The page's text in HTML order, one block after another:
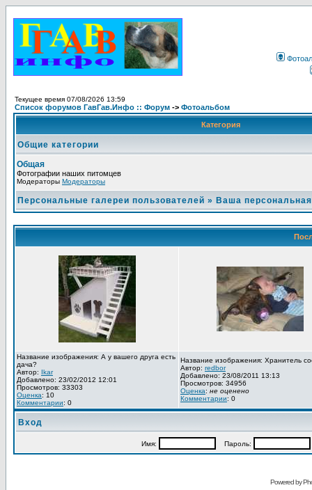
Текущее время 07/08/2026 13:59
Список форумов ГавГав.Инфо :: Форум -> Фотоальбом
Категория
Общие категории
Общая
Фотографии наших питомцев
Модераторы Модераторы
Персональные галереи пользователей » Ваша
Название изображения: А у вашего друга есть
дача?
Автор: Ikar
Добавлено: 23/02/2012 12:01
Просмотров: 33303
Оценка: 10
Комментарии: 0
Название изображения: Хранитель
Автор: redbor
Добавлено: 23/08/2011 13:13
Просмотров: 34956
Оценка: не оценено
Комментарии: 0
Вход
Имя: Пароль:
Powered by